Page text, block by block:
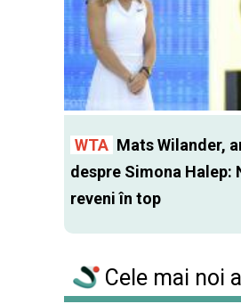
WTA Mats Wilander,
despre Simona Halep:
reveni în top
Cele mai noi